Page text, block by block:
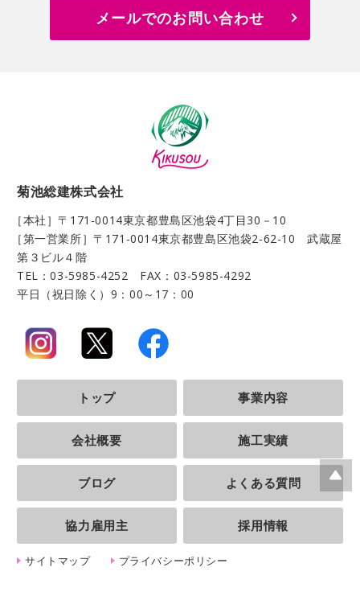
メールでのお問い合わせ
ペー
上部
菊池総建株式会社
［本社］〒171-0014東京都豊島区池袋4丁目30－10
［第一営業所］〒171-0014東京都豊島区池袋2-62-10 武蔵屋
第３ビル４階
TEL：03-5985-4252 FAX：03-5985-4292
平日（祝日除く）9：00～17：00
トップ 事業内容
会社概要 施工実績
ブログ よくある質問
協力雇用主 採用情報
サイトマップ プライバシーポリシー